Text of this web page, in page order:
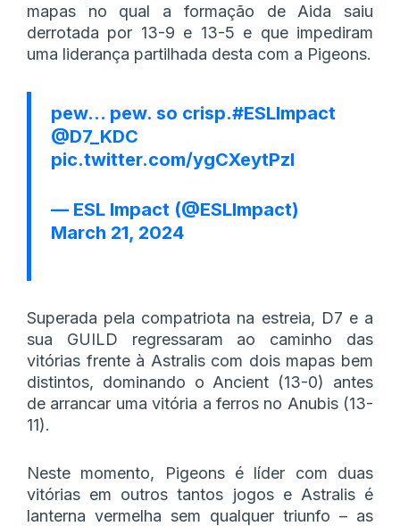
mapas no qual a formação de Aida saiu
derrotada por 13-9 e 13-5 e que impediram
uma liderança partilhada desta com a Pigeons.
pew… pew. so crisp.#ESLImpact
@D7_KDC
pic.twitter.com/ygCXeytPzI
— ESL Impact (@ESLImpact)
March 21, 2024
Superada pela compatriota na estreia, D7 e a
sua GUILD regressaram ao caminho das
vitórias frente à Astralis com dois mapas bem
distintos, dominando o Ancient (13-0) antes
de arrancar uma vitória a ferros no Anubis (13-
11).
Neste momento, Pigeons é líder com duas
vitórias em outros tantos jogos e Astralis é
lanterna vermelha sem qualquer triunfo – as